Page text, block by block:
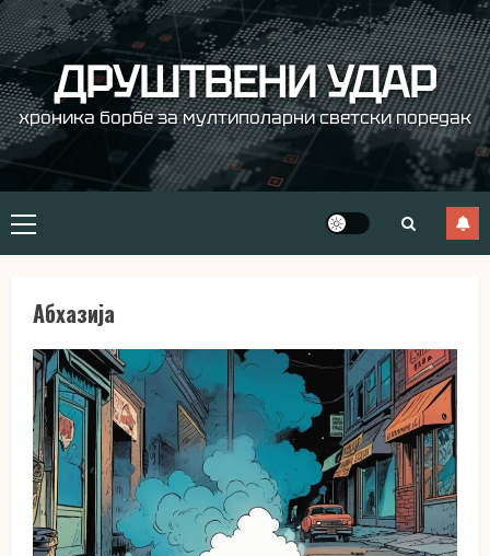
Skip
to
content ДРУШТВЕНИ УДАР
хроника борбе за мултиполарни светски поредак
Primary
Menu
Абхазија